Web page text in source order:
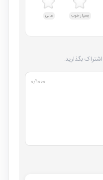
بسیار خوب عالی
بگذارید.
۰/۱۰۰۰